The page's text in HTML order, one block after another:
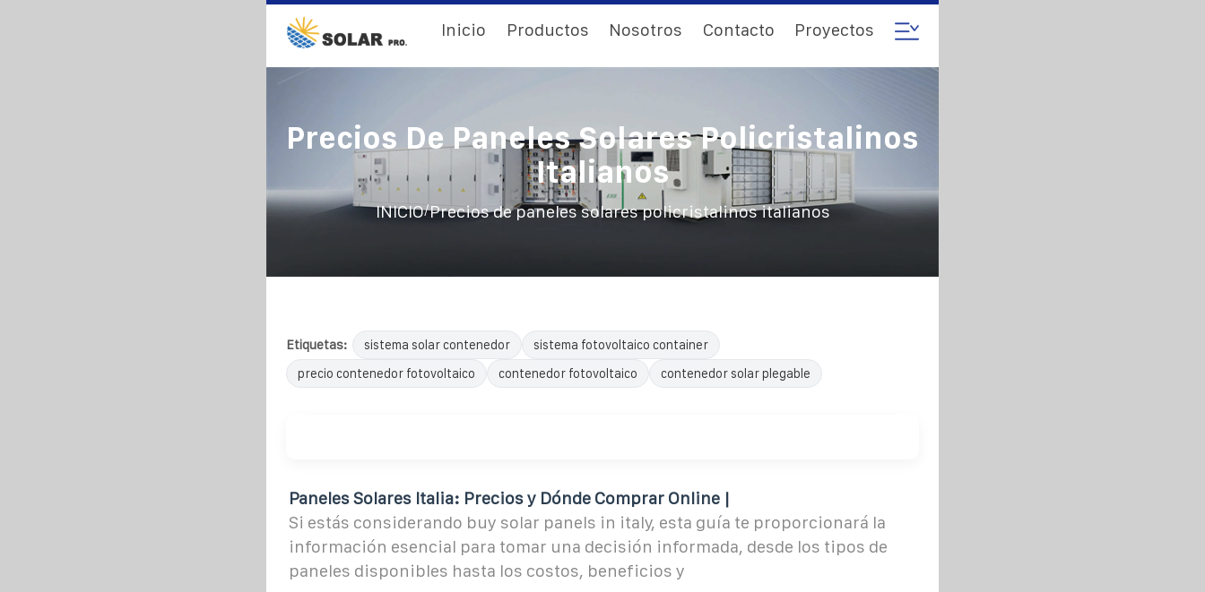
Inicio Productos Nosotros Contacto Proyectos
Precios De Paneles Solares Policristalinos
Italianos
INICIO/Precios de paneles solares policristalinos italianos
Etiquetas: sistema solar contenedor
sistema fotovoltaico container
precio contenedor fotovoltaico
contenedor fotovoltaico contenedor solar plegable
Paneles Solares Italia: Precios y Dónde Comprar Online |
Si estás considerando buy solar panels in italy, esta guía te proporcionará la
información esencial para tomar una decisión informada, desde los tipos de
paneles disponibles hasta los costos, beneficios y